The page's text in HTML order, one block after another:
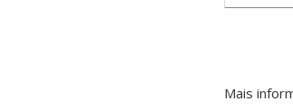
Mais